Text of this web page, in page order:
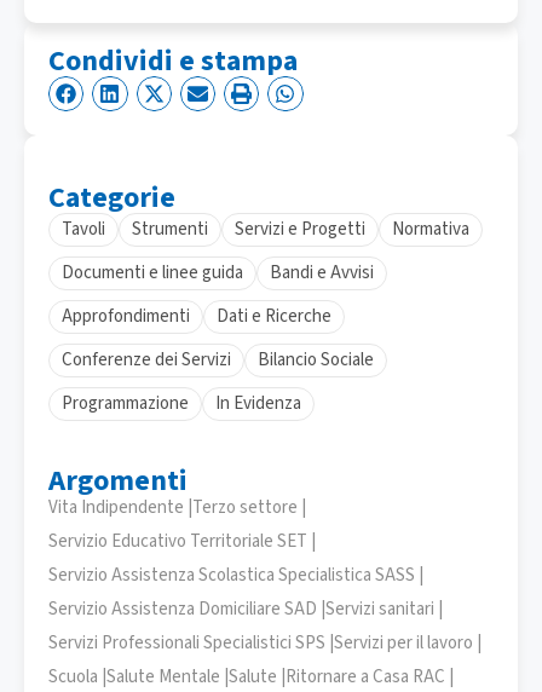
Condividi e stampa
Categorie
Tavoli Strumenti Servizi e Progetti
Normativa
Documenti e linee guida
Bandi e Avvisi
Approfondimenti
Dati e Ricerche
Conferenze dei Servizi
Bilancio Sociale
Programmazione
In Evidenza
Argomenti
Vita Indipendente | Terzo settore |
Servizio Educativo Territoriale SET |
Servizio Assistenza Scolastica Specialistica SASS |
Servizio Assistenza Domiciliare SAD | Servizi sanitari |
Servizi Professionali Specialistici SPS | Servizi per il lavoro |
Scuola | Salute Mentale | Salute | Ritornare a Casa RAC |